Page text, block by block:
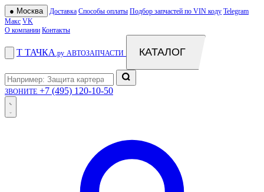
● Москва Доставка Способы оплаты Подбор запчастей по VIN коду Telegram
Макс VK
О компании Контакты
Т ТАЧКА .ру АВТОЗАПЧАСТИ КАТАЛОГ
ЗВОНИТЕ +7 (495) 120-10-50